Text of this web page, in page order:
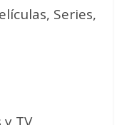
Series,